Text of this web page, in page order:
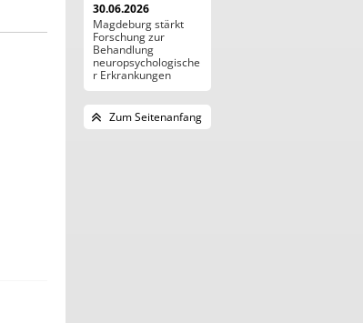
30.06.2026
Magdeburg stärkt
Forschung zur
Behandlung
neuropsychologische
r Erkrankungen
Zum Seitenanfang